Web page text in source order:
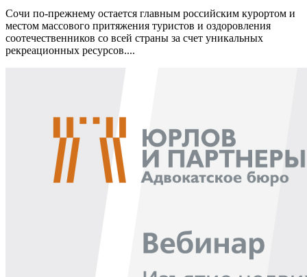
Сочи по-прежнему остается главным российским курортом и
местом массового притяжения туристов и оздоровления
соотечественников со всей страны за счет уникальных
рекреационных ресурсов....